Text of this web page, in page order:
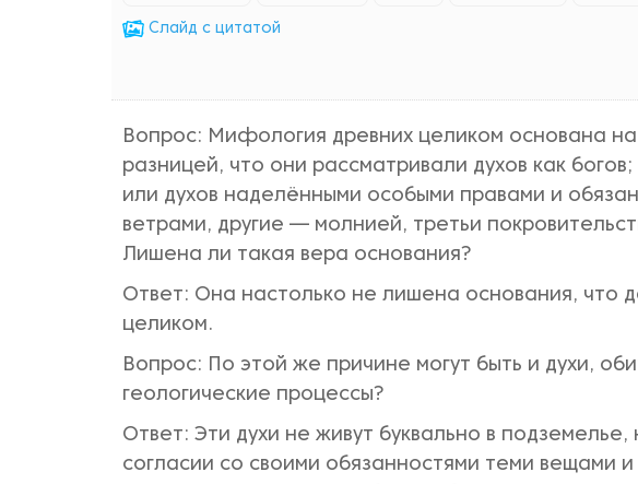
Cлайд с цитатой
Вопрос: Мифология древних целиком основана на
разницей, что они рассматривали духов как
или духов наделёнными особыми правами и
ветрами, другие — молнией, третьи
Лишена ли такая вера основания?
Ответ: Она настолько не лишена основания, что
целиком.
Вопрос: По этой же причине могут быть и духи,
геологические процессы?
Ответ: Эти духи не живут буквально в
согласии со своими обязанностями теми вещами